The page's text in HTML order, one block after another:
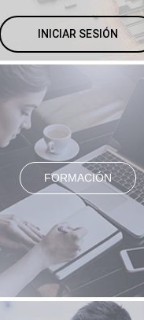
INICIAR SESIÓN
FORMACIÓN